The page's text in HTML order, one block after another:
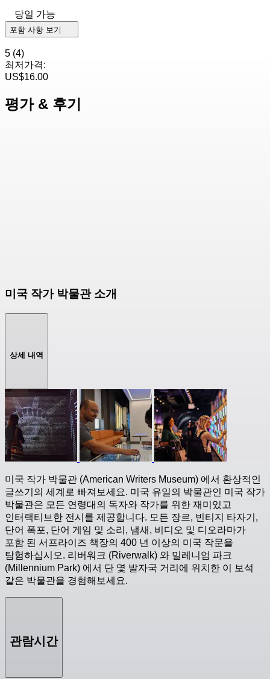
당일 가능
포함 사항 보기
5 (4)
최저가격:
US$16.00
평가 & 후기
미국 작가 박물관 소개
상세 내역
미국 작가 박물관 (American Writers Museum) 에서 환상적인
글쓰기의 세계로 빠져보세요. 미국 유일의 박물관인 미국 작가
박물관은 모든 연령대의 독자와 작가를 위한 재미있고
인터랙티브한 전시를 제공합니다. 모든 장르, 빈티지 타자기,
단어 폭포, 단어 게임 및 소리, 냄새, 비디오 및 디오라마가
포함 된 서프라이즈 책장의 400 년 이상의 미국 작문을
탐험하십시오. 리버워크 (Riverwalk) 와 밀레니엄 파크
(Millennium Park) 에서 단 몇 발자국 거리에 위치한 이 보석
같은 박물관을 경험해보세요.
관람시간